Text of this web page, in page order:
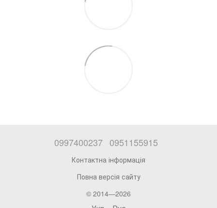
0997400237 0951155915
Контактна інформація
Повна версія сайту
© 2014—2026